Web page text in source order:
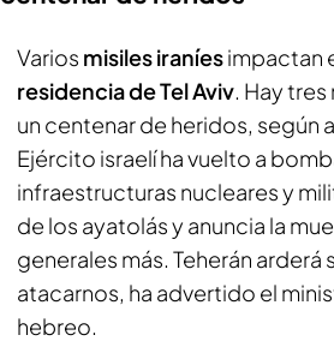
Varios misiles iraníesimpactan
residencia de Tel Aviv. Hay
un centenar de heridos, según
Ejército israelí ha vuelto a
infraestructuras nucleares y
de los ayatolás y anuncia la
generales más. Teherán arderá
atacarnos, ha advertido el
hebreo.